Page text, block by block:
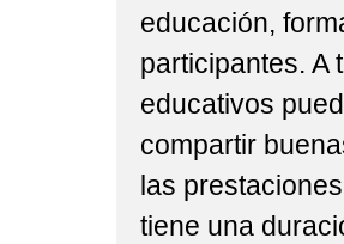
educación,
participantes. A
educativos
compartir
las
tiene una